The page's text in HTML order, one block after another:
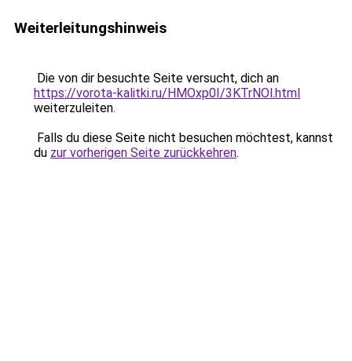
Weiterleitungshinweis
Die von dir besuchte Seite versucht, dich an
https://vorota-kalitki.ru/HMOxp0I/3KTrNOl.html
weiterzuleiten.
Falls du diese Seite nicht besuchen möchtest, kannst
du zur vorherigen Seite zurückkehren.